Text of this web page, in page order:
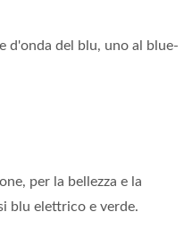
d'onda del blu, uno al blue-
per la bellezza e la
blu elettrico e verde.